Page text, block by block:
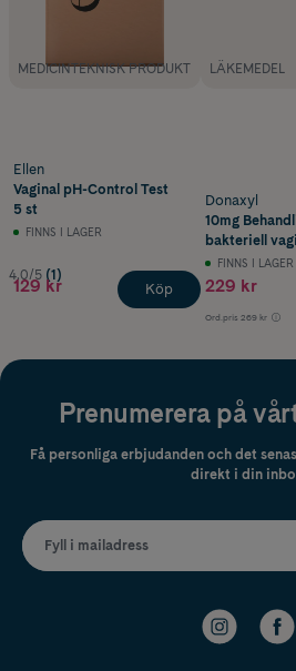
MEDICINTEKNISK PRODUKT
Ellen
Vaginal pH-Control Test
5 st
FINNS I LAGER
4.0/5 (1)
129 kr Köp
LÄKEMEDEL
Donaxyl
10mg
bakteriell
FINNS I LAGER
229 kr
Ord.pris 269 kr
Prenumerera på
Få personliga erbjudanden och det
direkt i din
Fyll i mailadress